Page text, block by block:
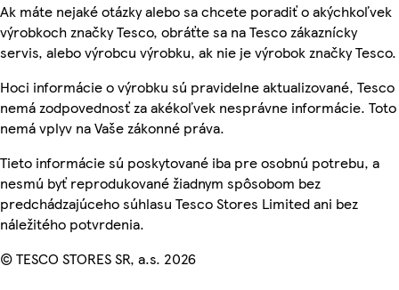
Ak máte nejaké otázky alebo sa chcete poradiť o akýchkoľvek
výrobkoch značky Tesco, obráťte sa na Tesco zákaznícky
servis, alebo výrobcu výrobku, ak nie je výrobok značky Tesco.
Hoci informácie o výrobku sú pravidelne aktualizované, Tesco
nemá zodpovednosť za akékoľvek nesprávne informácie. Toto
nemá vplyv na Vaše zákonné práva.
Tieto informácie sú poskytované iba pre osobnú potrebu, a
nesmú byť reprodukované žiadnym spôsobom bez
predchádzajúceho súhlasu Tesco Stores Limited ani bez
náležitého potvrdenia.
© TESCO STORES SR, a.s. 2026